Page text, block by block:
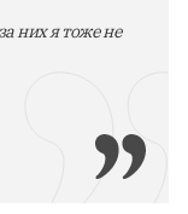
них я тоже не